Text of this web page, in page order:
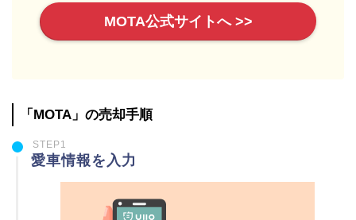
MOTA公式サイトへ >>
「MOTA」の売却手順
STEP1
愛車情報を入力